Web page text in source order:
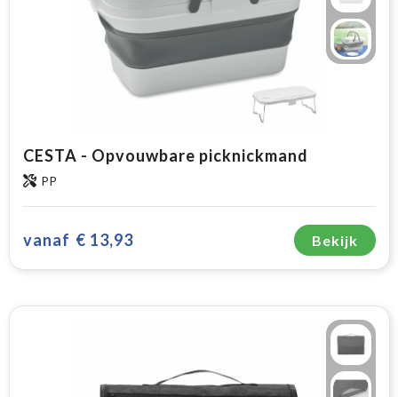
CESTA - Opvouwbare picknickmand
PP
vanaf € 13,93 Bekijk